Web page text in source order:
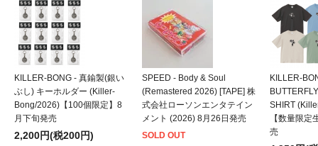
KILLER-BONG - 真鍮製(銀い
ぶし) キーホルダー (Killer-
Bong/2026)【100個限定】8
月下旬発売
2,200円(税200円)
SPEED - Body & Soul
(Remastered 2026) [TAPE] 株
式会社ローソンエンタテイン
メント (2026) 8月26日発売
SOLD OUT
KILLER-
SHIRT
【数量限定
売